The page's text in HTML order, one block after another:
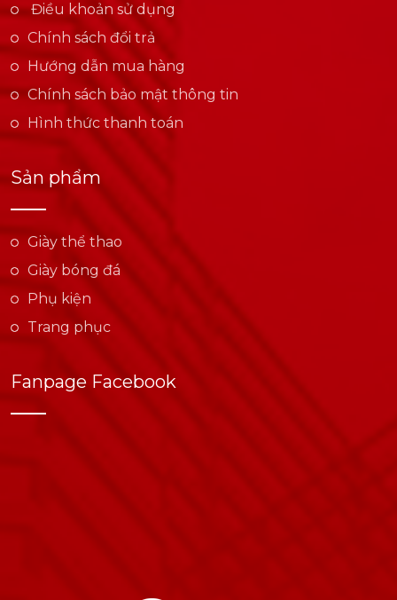
Điều khoản sử dụng
Chính sách đổi trả
Hướng dẫn mua hàng
Chính sách bảo mật thông tin
Hình thức thanh toán
Sản phẩm
Giày thể thao
Giày bóng đá
Phụ kiện
Trang phục
Fanpage Facebook